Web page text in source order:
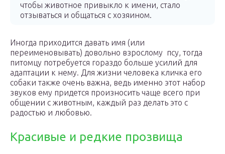
чтобы животное привыкло к имени, стало
отзываться и общаться с хозяином.
Иногда приходится давать имя (или
переименовывать) довольно взрослому псу, тогда
питомцу потребуется гораздо больше усилий для
адаптации к нему. Для жизни человека кличка его
собаки также очень важна, ведь именно этот набор
звуков ему придется произносить чаще всего при
общении с животным, каждый раз делать это с
радостью и любовью.
Красивые и редкие прозвища